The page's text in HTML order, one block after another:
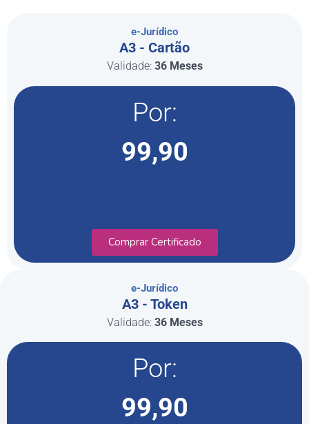
e-Jurídico
A3 - Cartão
Validade: 36 Meses
Por:
99,90
Comprar Certificado
e-Jurídico
A3 - Token
Validade: 36 Meses
Por:
99,90